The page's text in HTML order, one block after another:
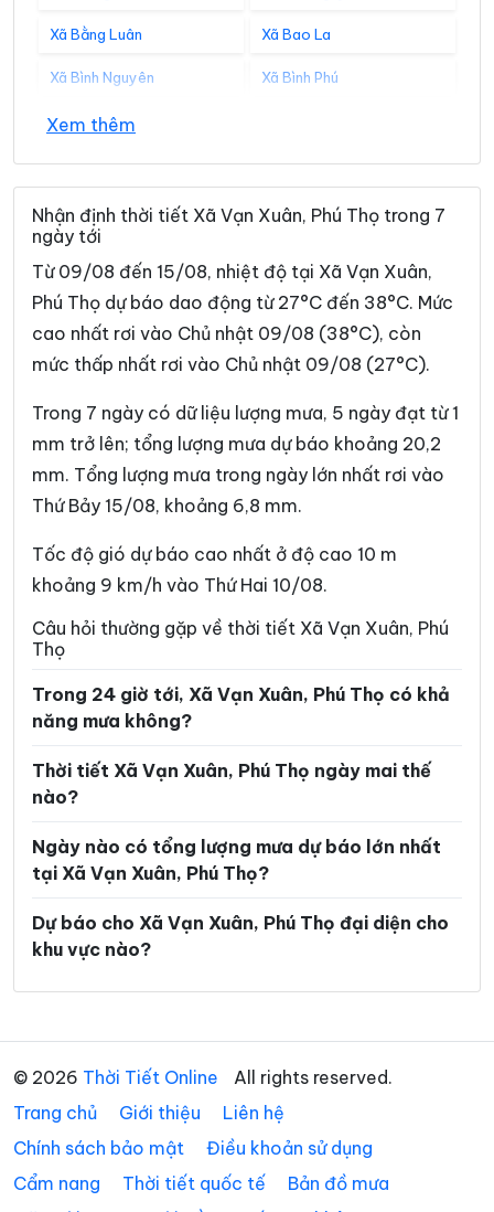
Xã Bằng Luân Xã Bao La
Xã Bình Nguyên Xã Bình Phú
Xã Bình Tuyền
Xã Cẩm Khê Xã Cao Dương
Xã Cao Phong Xã Cao Sơn
Xã Chân Mộng
Xã Chí Tiên Xã Cự Đồng
Xã Đà Bắc Xã Đại Đình
Xã Đại Đồng Xã Dân Chủ
Xã Đan Thượng Xã Đạo Trù
Xã Đào Xá Xã Đoan Hùng
Xã Đồng Lương Xã Đông Thành
Xã Đức Nhàn Xã Dũng Tiến
Xã Hạ Hòa Xã Hải Lựu
Xã Hiền Lương Xã Hiền Quan
Xã Hội Thịnh
Xã Hợp Lý Xã Hùng Việt
Xã Hương Cần
Xã Khả Cửu Xã Kim Bôi
Xã Lạc Lương Xã Lạc Sơn
Xã Lạc Thủy Xã Lai Đồng
Xã Liên Minh Xã Liên Sơn
Xã Long Cốc Xã Lương Sơn
Xã Mai Châu Xã Mai Hạ
Xã Minh Đài Xã Minh Hòa
Xem thêm
Nhận định thời tiết Xã Vạn Xuân, Phú Thọ trong 7
ngày tới
Từ 09/08 đến 15/08, nhiệt độ tại Xã Vạn Xuân,
Phú Thọ dự báo dao động từ 27°C đến 38°C. Mức
cao nhất rơi vào Chủ nhật 09/08 (38°C), còn
mức thấp nhất rơi vào Chủ nhật 09/08 (27°C).
Trong 7 ngày có dữ liệu lượng mưa, 5 ngày đạt từ 1
mm trở lên; tổng lượng mưa dự báo khoảng 20,2
mm. Tổng lượng mưa trong ngày lớn nhất rơi vào
Thứ Bảy 15/08, khoảng 6,8 mm.
Tốc độ gió dự báo cao nhất ở độ cao 10 m
khoảng 9 km/h vào Thứ Hai 10/08.
Câu hỏi thường gặp về thời tiết Xã Vạn Xuân, Phú
Thọ
Trong 24 giờ tới, Xã Vạn Xuân, Phú Thọ có khả
năng mưa không?
Thời tiết Xã Vạn Xuân, Phú Thọ ngày mai thế
nào?
Ngày nào có tổng lượng mưa dự báo lớn nhất
tại Xã Vạn Xuân, Phú Thọ?
Dự báo cho Xã Vạn Xuân, Phú Thọ đại diện cho
khu vực nào?
© 2026 Thời Tiết Online
All rights reserved.
Trang chủ
Giới thiệu
Liên hệ
Chính sách bảo mật
Điều khoản sử dụng
Cẩm nang
Thời tiết quốc tế
Bản đồ mưa